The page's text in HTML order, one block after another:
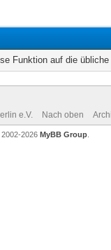
Funktion auf die
e.V. Nach oben
2002-2026 MyBB Group